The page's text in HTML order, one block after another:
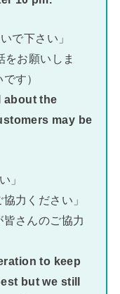
で下さい」
お願いしま
す）
about the
may be
」
力ください」
皆さんのご協力
to keep
but we still